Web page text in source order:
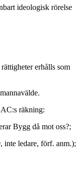
ideologisk rörelse
erhålls som
räkning:
Bygg då mot oss?;
, inte ledare, förf. anm.);